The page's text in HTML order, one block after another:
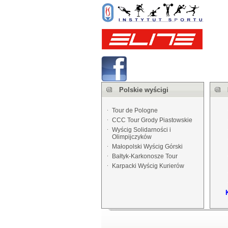
Polskie wyścigi
Tour de Pologne
CCC Tour Grody Piastowskie
Wyścig Solidarności i
Olimpijczyków
Małopolski Wyścig Górski
Bałtyk-Karkonosze Tour
Karpacki Wyścig Kurierów